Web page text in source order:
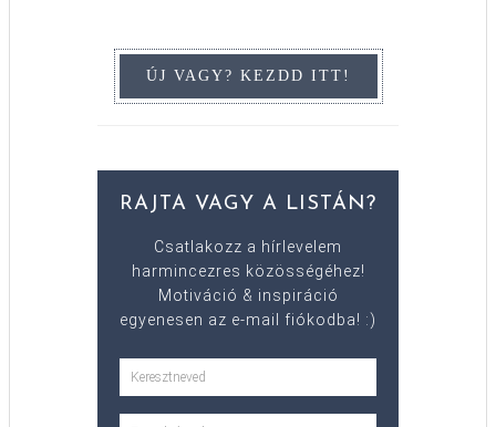
RAJTA VAGY A LISTÁN?
Csatlakozz a hírlevelem
harmincezres közösségéhez!
Motiváció & inspiráció
egyenesen az e-mail fiókodba! :)